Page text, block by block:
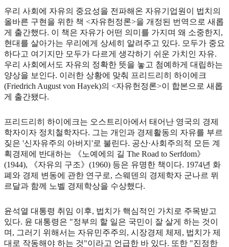
우리 사회에 자유의 중요성을 전파해온 자유기업원이 법치의
올바른 구현을 위한 책 <자유헌정론>을 개정된 번역으로 새롭
게 출간했다. 이 책은 자유가 어떤 의미를 가지며 왜 소중한지,
현대를 살아가는 우리에게 상세히 알려주고 있다. 모두가 중요
하다고 여기지만 모두가 다르게 생각하기 쉬운 가치인 자유.
우리 사회에서도 자유의 정확한 뜻을 놓고 첨예하게 대립하는
양상을 보인다. 이러한 상황에 맞춰 프리드리히 하이에크
(Friedrich August von Hayek)의 <자유헌정론>이 합본으로 새롭
게 출간됐다.
프리드리히 하이에크는 오스트리아에서 태어난 영국의 경제
학자이자 정치철학자다. 그는 개인과 경제활동의 자유를 부르
짖은 '신자유주의 아버지'로 불린다. 공산·사회주의적 모든 계
획경제에 반대하는 《노예에의 길 The Road to Serfdom》
(1944), 《자유의 구조》(1960) 등은 유명한 책이다. 1974년 화
폐와 경제 변동에 관한 연구로, 스웨덴의 경제학자 군나르 뮈
르달과 함께 노벨 경제학상을 수상했다.
윤석열 대통령 취임 이후, 법치가 핵심적인 가치로 주목받고
있다. 윤 대통령은 "정부의 할 일은 국민이 잘 살게 하는 것이
며, 그러기 위해서는 자유민주주의, 시장경제 체제, 법치가 제
대로 작동해야 하는 것"이라고 언급한 바 있다. 또한 "진정한